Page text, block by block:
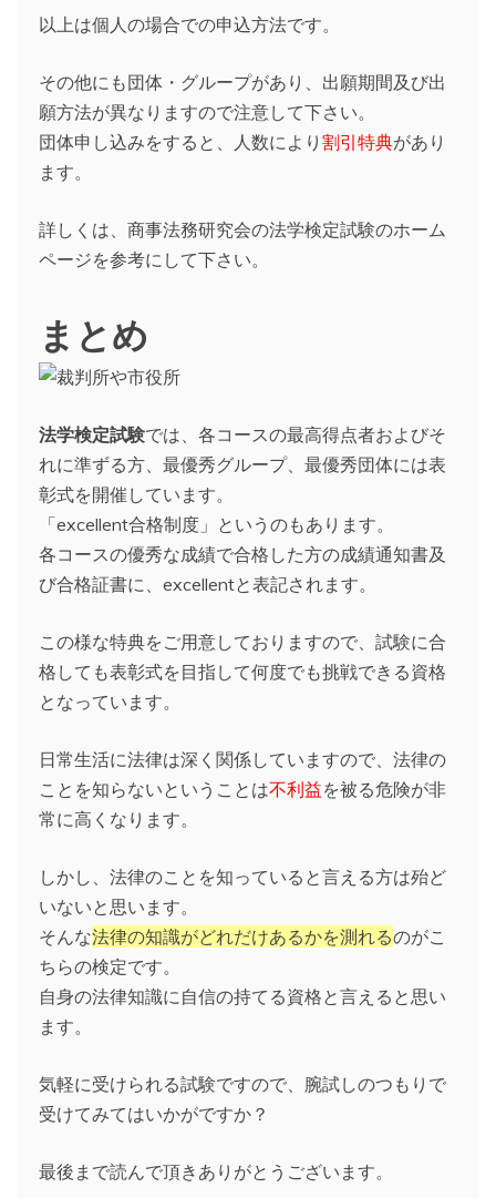
以上は個人の場合での申込方法です。
その他にも団体・グループがあり、出願期間及び出
願方法が異なりますので注意して下さい。
団体申し込みをすると、人数により 割引特典があり
ます。
詳しくは、商事法務研究会の法学検定試験のホーム
ページを参考にして下さい。
まとめ
法学検定試験では、各コースの最高得点者およびそ
れに準ずる方、最優秀グループ、最優秀団体には表
彰式を開催しています。
「excellent合格制度」というのもあります。
各コースの優秀な成績で合格した方の成績通知書及
び合格証書に、excellentと表記されます。
この様な特典をご用意しておりますので、試験に合
格しても表彰式を目指して何度でも挑戦できる資格
となっています。
日常生活に法律は深く関係していますので、法律の
ことを知らないということは不利益を被る危険が非
常に高くなります。
しかし、法律のことを知っていると言える方は殆ど
いないと思います。
そんな法律の知識がどれだけあるかを測れるのがこ
ちらの検定です。
自身の法律知識に自信の持てる資格と言えると思い
ます。
気軽に受けられる試験ですので、腕試しのつもりで
受けてみてはいかがですか？
最後まで読んで頂きありがとうございます。